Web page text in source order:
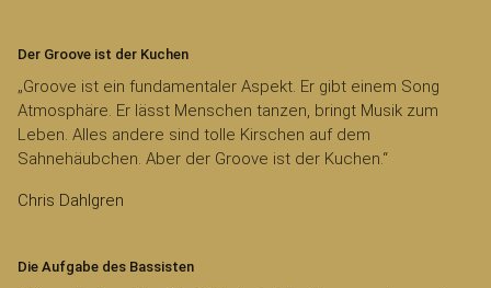
Der Groove ist der Kuchen
„Groove ist ein fundamentaler Aspekt. Er gibt einem Song
Atmosphäre. Er lässt Menschen tanzen, bringt Musik zum
Leben. Alles andere sind tolle Kirschen auf dem
Sahnehäubchen. Aber der Groove ist der Kuchen.“
Chris Dahlgren
Die Aufgabe des Bassisten